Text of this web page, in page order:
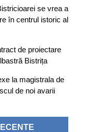
se vrea a
în centrul istoric al
de proiectare
Bistrița
la magistrala de
de noi avarii